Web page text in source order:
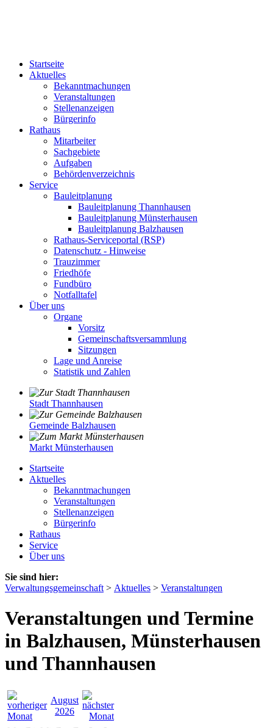
Startseite
Aktuelles
Bekanntmachungen
Veranstaltungen
Stellenanzeigen
Bürgerinfo
Rathaus
Mitarbeiter
Sachgebiete
Aufgaben
Behördenverzeichnis
Service
Bauleitplanung
Bauleitplanung Thannhausen
Bauleitplanung Münsterhausen
Bauleitplanung Balzhausen
Rathaus-Serviceportal (RSP)
Datenschutz - Hinweise
Trauzimmer
Friedhöfe
Fundbüro
Notfalltafel
Über uns
Organe
Vorsitz
Gemeinschaftsversammlung
Sitzungen
Lage und Anreise
Statistik und Zahlen
Stadt Thannhausen
Gemeinde Balzhausen
Markt Münsterhausen
Startseite
Aktuelles
Bekanntmachungen
Veranstaltungen
Stellenanzeigen
Bürgerinfo
Rathaus
Service
Über uns
Sie sind hier:
Verwaltungsgemeinschaft > Aktuelles > Veranstaltungen
Veranstaltungen und Termine
in Balzhausen, Münsterhausen
und Thannhausen
August
2026